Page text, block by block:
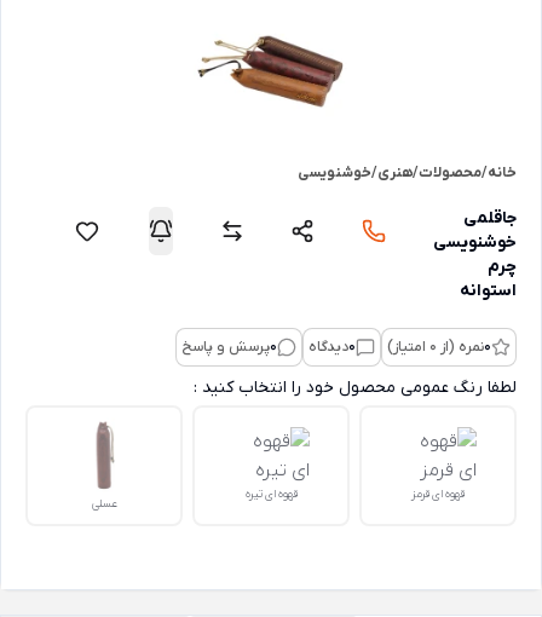
خانه/محصولات/هنری/خوشنویسی
جاقلمی
خوشنویسی
چرم
استوانه
0نمره (از 0 امتیاز) 0دیدگاه 0پرسش و پاسخ
لطفا رنگ عمومی محصول خود را انتخاب کنید :
قهوه ای قرمز قهوه ای تیره
عسلی